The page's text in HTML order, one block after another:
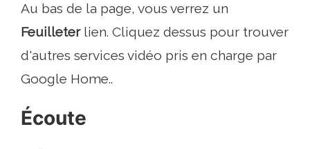
Au bas de la page, vous verrez un
Feuilleterlien. Cliquez dessus pour trouver
d'autres services vidéo pris en charge par
Google Home..
Écoute